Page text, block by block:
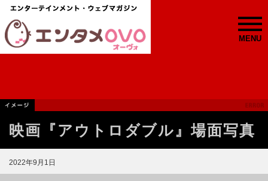
MENU
映画『アウトロダブル』場面写真
2022年9月1日